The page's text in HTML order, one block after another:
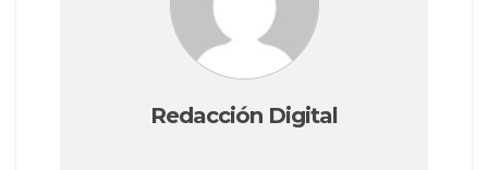
Redacción Digital